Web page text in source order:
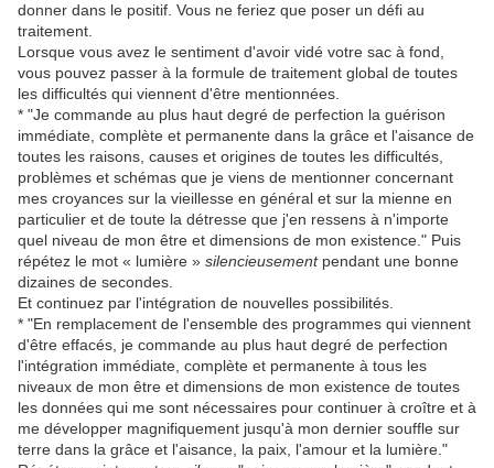
donner dans le positif. Vous ne feriez que poser un défi au
traitement.
Lorsque vous avez le sentiment d'avoir vidé votre sac à fond,
vous pouvez passer à la formule de traitement global de toutes
les difficultés qui viennent d'être mentionnées.
* "Je commande au plus haut degré de perfection la guérison
immédiate, complète et permanente dans la grâce et l'aisance de
toutes les raisons, causes et origines de toutes les difficultés,
problèmes et schémas que je viens de mentionner concernant
mes croyances sur la vieillesse en général et sur la mienne en
particulier et de toute la détresse que j'en ressens à n'importe
quel niveau de mon être et dimensions de mon existence." Puis
répétez le mot « lumière » silencieusementpendant une bonne
dizaines de secondes.
Et continuez par l'intégration de nouvelles possibilités.
* "En remplacement de l'ensemble des programmes qui viennent
d'être effacés, je commande au plus haut degré de perfection
l'intégration immédiate, complète et permanente à tous les
niveaux de mon être et dimensions de mon existence de toutes
les données qui me sont nécessaires pour continuer à croître et à
me développer magnifiquement jusqu'à mon dernier souffle sur
terre dans la grâce et l'aisance, la paix, l'amour et la lumière."